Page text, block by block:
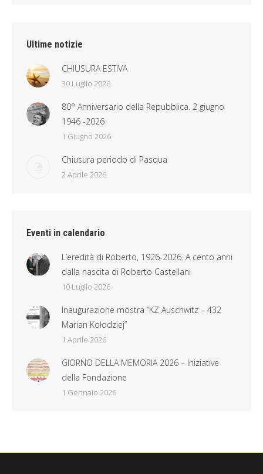
Ultime notizie
CHIUSURA ESTIVA
30 Luglio 2026
80° Anniversario della Repubblica. 2 giugno
1946 -2026
1 Giugno 2026
Chiusura periodo di Pasqua
2 Aprile 2026
Eventi in calendario
L’eredità di Roberto, 1926-2026. A cento anni
dalla nascita di Roberto Castellani
10 Luglio 2026
Inaugurazione mostra “KZ Auschwitz – 432
Marian Kołodziej”
1 Aprile 2026
GIORNO DELLA MEMORIA 2026 – Iniziative
della Fondazione
1 Gennaio 2026